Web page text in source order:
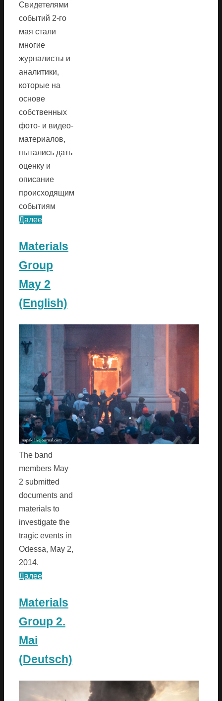
Свидетелями
событий 2-го
мая стали
многие
журналисты и
аналитики,
которые на
основе
собственных
фото- и видео-
материалов,
пытались дать
оценку и
описание
происходящим
событиям
Далее
Materials
Group
May 2
(English)
The band
members May
2 submitted
documents and
materials to
investigate the
tragic events in
Odessa, May 2,
2014.
Далее
Materials
Group 2.
Mai
(Deutsch)